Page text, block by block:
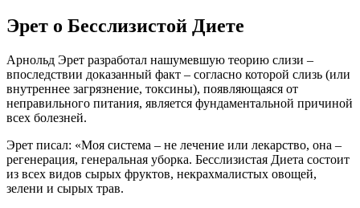
Эрет о Бесслизистой Диете
Арнольд Эрет разработал нашумевшую теорию слизи –
впоследствии доказанный факт – согласно которой слизь (или
внутреннее загрязнение, токсины), появляющаяся от
неправильного питания, является фундаментальной причиной
всех болезней.
Эрет писал: «Моя система – не лечение или лекарство, она –
регенерация, генеральная уборка. Бесслизистая Диета состоит
из всех видов сырых фруктов, некрахмалистых овощей,
зелени и сырых трав.